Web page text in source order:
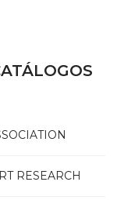
RESEARCH